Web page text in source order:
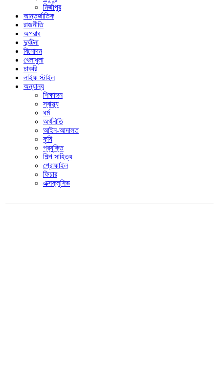
মির্জাপুর
আন্তর্জাতিক
রাজনীতি
অপরাধ
দুর্ঘটনা
বিনোদন
খেলাধুলা
চাকরি
লাইফ স্টাইল
অন্যান্য
শিক্ষাঙ্গন
স্বাস্থ্য
ধর্ম
অর্থনীতি
আইন-আদালত
কৃষি
প্রযুক্তি
শিল্প সাহিত্য
প্রোফাইল
ফিচার
এক্সক্লুসিভ